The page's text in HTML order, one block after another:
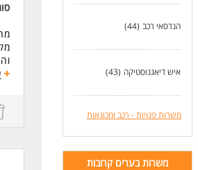
הנדסאי רכב (44)
איש דיאגנוסטיקה (43)
משרות פנויות - רכב ומכונאות
משרות בערים קרובות